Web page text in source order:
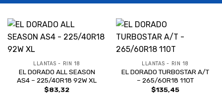
LLANTAS - RIN 18
EL DORADO ALL SEASON
AS4 – 225/40R18 92W XL
$83,32
LLANTAS - RIN 18
EL DORADO TURBOSTAR A/T
– 265/60R18 110T
$135,45